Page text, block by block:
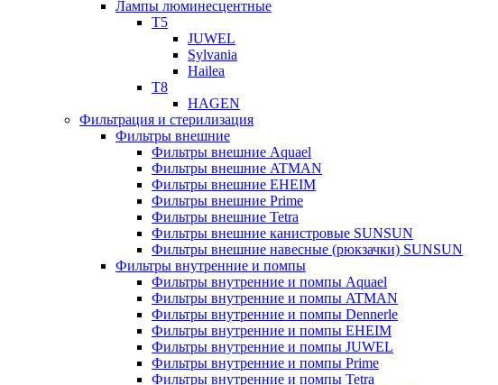
Лампы люминесцентные
T5
JUWEL
Sylvania
Hailea
T8
HAGEN
Фильтрация и стерилизация
Фильтры внешние
Фильтры внешние Aquael
Фильтры внешние ATMAN
Фильтры внешние EHEIM
Фильтры внешние Prime
Фильтры внешние Tetra
Фильтры внешние канистровые SUNSUN
Фильтры внешние навесные (рюкзачки) SUNSUN
Фильтры внутренние и помпы
Фильтры внутренние и помпы Aquael
Фильтры внутренние и помпы ATMAN
Фильтры внутренние и помпы Dennerle
Фильтры внутренние и помпы EHEIM
Фильтры внутренние и помпы JUWEL
Фильтры внутренние и помпы Prime
Фильтры внутренние и помпы Tetra